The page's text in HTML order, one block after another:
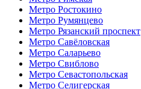
Метро Ростокино
Метро Румянцево
Метро Рязанский проспект
Метро Савёловская
Метро Саларьево
Метро Свиблово
Метро Севастопольская
Метро Селигерская